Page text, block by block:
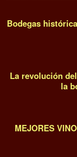
Bodegas
La revolución
la
MEJORES